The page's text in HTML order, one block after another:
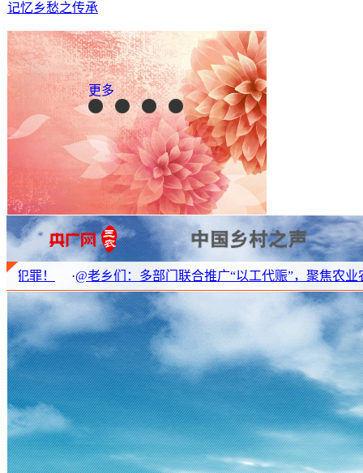
记忆乡愁之传承
更多
老乡们：多部门联合推广“以工代赈”，聚焦农业农村五大领域